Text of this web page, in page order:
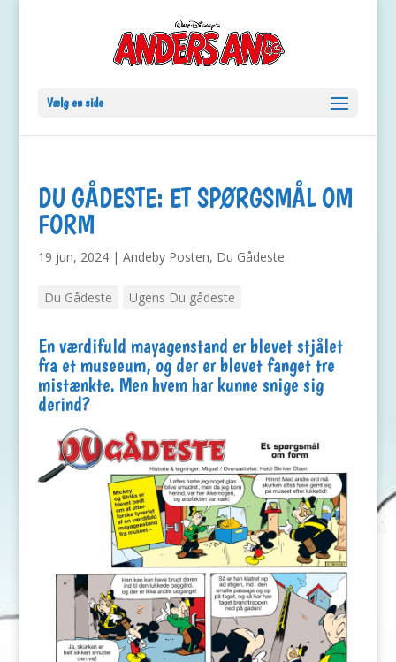
Vælg en side
DU GÅDESTE: ET SPØRGSMÅL OM
FORM
19 jun, 2024| Andeby Posten, Du Gådeste
Du Gådeste Ugens Du gådeste
En værdifuld mayagenstand er blevet stjålet
fra et museeum, og der er blevet fanget tre
mistænkte. Men hvem har kunne snige sig
derind?